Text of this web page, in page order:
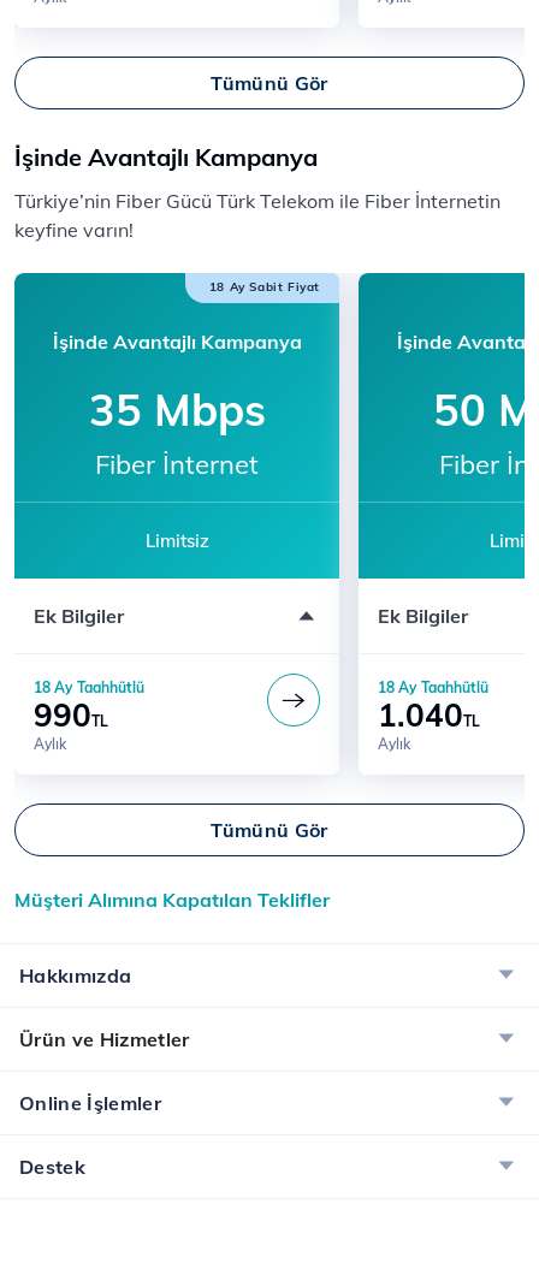
Tümünü Gör
İşinde Avantajlı Kampanya
​​Türkiye’nin Fiber Gücü Türk Telekom ile F​iber İnternetin
keyfine varın!​​​​
18 Ay Sabit Fiyat
İşinde Avantajlı Kampanya
35 Mbps
Fiber İnternet
Limitsiz
Ek Bilgiler
Katılım için 444 5 444'ü arayın
18 Ay Taahhütlü
990TL
Aylık
İşinde
50
Fiber
Ek Bilgiler
Katılım için 444 5
18 Ay Taahhütlü
1.040TL
Aylık
Tümünü Gör
Müşteri Alımına Kapatılan Teklifler
Hakkımızda
Ürün ve Hizmetler
Online İşlemler
Destek